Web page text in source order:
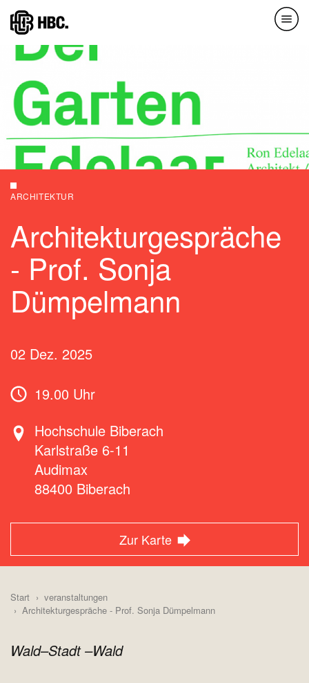
Direkt
zum
Inhalt
ARCHITEKTUR
Architekturgespräche
- Prof. Sonja
Dümpelmann
02 Dez. 2025
19.00 Uhr
Hochschule Biberach
Karlstraße 6-11
Audimax
88400 Biberach
Zur Karte
Start
veranstaltungen
Architekturgespräche - Prof. Sonja Dümpelmann
Wald–Stadt –Wald